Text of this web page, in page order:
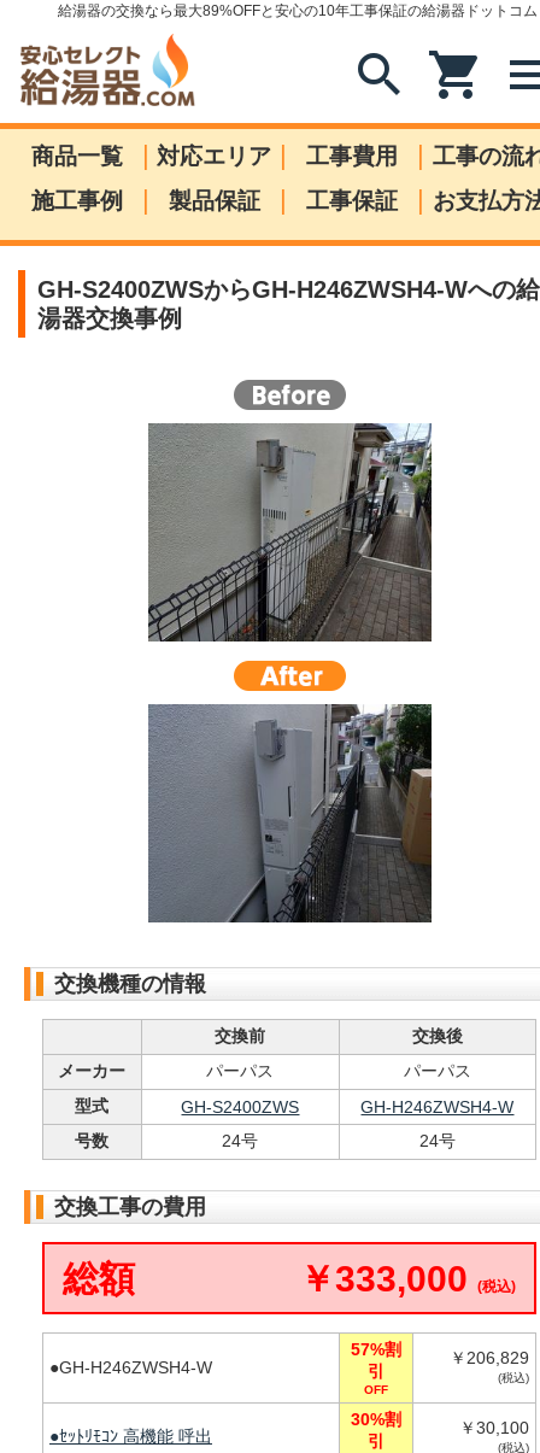
給湯器の交換なら最大89%OFFと安心の10年工事保証の給湯器ドットコム
search shopping_cart
商品一覧 | 対応エリア | 工事費用 | 工事の流
施工事例
| 製品保証 | 工事保証 | お支払方
GH-S2400ZWSからGH-H246ZWSH4-Wへの給
湯器交換事例
交換機種の情報
交換前
交換後
メーカー
パーパス
パーパス
型式
GH-S2400ZWS
GH-H246ZWSH4-W
号数
24号 24号
交換工事の費用
総額 ￥333,000 (税込)
●GH-H246ZWSH4-W
57%割
引
OFF
￥206,829
(税込)
●ｾｯﾄﾘﾓｺﾝ 高機能 呼出
30%割
引
￥30,100
(税込)